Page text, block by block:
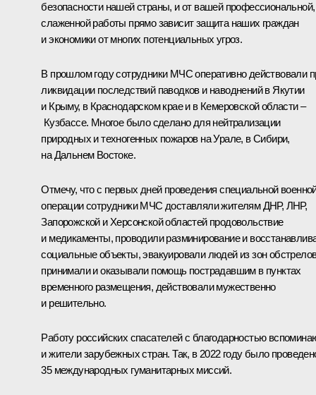
безопасности нашей страны, и от вашей профессиональной,
слаженной работы прямо зависит защита наших граждан
и экономики от многих потенциальных угроз.
В прошлом году сотрудники МЧС оперативно действовали
ликвидации последствий паводков и наводнений в Якутии
и Крыму, в Краснодарском крае и в Кемеровской области –
Кузбассе. Многое было сделано для нейтрализации
природных и техногенных пожаров на Урале, в Сибири,
на Дальнем Востоке.
Отмечу, что с первых дней проведения специальной
операции сотрудники МЧС доставляли жителям ДНР, ЛНР,
Запорожской и Херсонской областей продовольствие
и медикаменты, проводили разминирование и
социальные объекты, эвакуировали людей из зон
принимали и оказывали помощь пострадавшим в пунктах
временного размещения, действовали мужественно
и решительно.
Работу российских спасателей с благодарностью
и жители зарубежных стран. Так, в 2022 году было
35 международных гуманитарных миссий.